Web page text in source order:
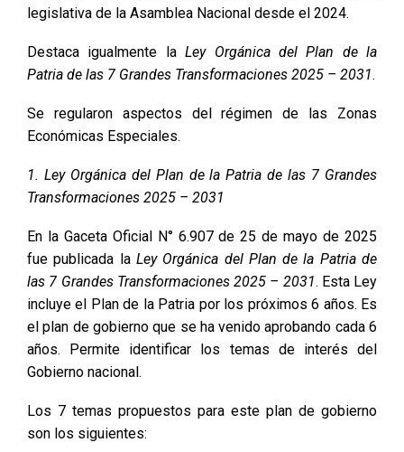
legislativa de la Asamblea Nacional desde el 2024.
Destaca igualmente laLey Orgánica del Plan de la
Patria de las 7 Grandes Transformaciones 2025 – 2031.
Se regularon aspectos del régimen de las Zonas
Económicas Especiales.
1. Ley Orgánica del Plan de la Patria de las 7 Grandes
Transformaciones 2025 – 2031
En la Gaceta Oficial N° 6.907 de 25 de mayo de 2025
fue publicada la Ley Orgánica del Plan de la Patria de
las 7 Grandes Transformaciones 2025 – 2031. Esta Ley
incluye el Plan de la Patria por los próximos 6 años. Es
el plan de gobierno que se ha venido aprobando cada 6
años. Permite identificar los temas de interés del
Gobierno nacional.
Los 7 temas propuestos para este plan de gobierno
son los siguientes: